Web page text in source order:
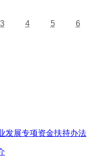
3 4 5
6
发展专项资金扶持办法